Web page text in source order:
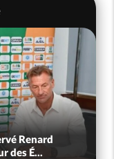
légale des
août 2...